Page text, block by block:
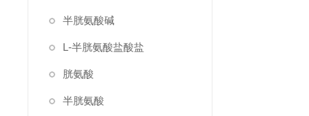
半胱氨酸碱
L-半胱氨酸盐酸盐
胱氨酸
半胱氨酸